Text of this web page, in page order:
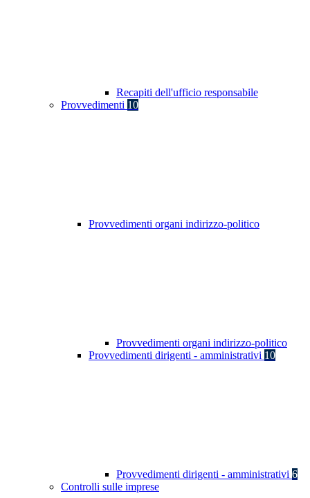
Recapiti dell'ufficio responsabile
Provvedimenti 10
Provvedimenti organi indirizzo-politico
Provvedimenti organi indirizzo-politico
Provvedimenti dirigenti - amministrativi 10
Provvedimenti dirigenti - amministrativi 6
Controlli sulle imprese